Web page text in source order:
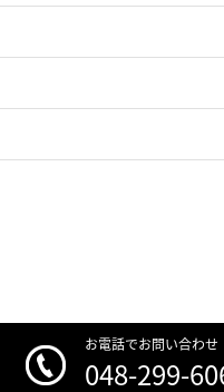
お電話でお問い合わせ
048-299-